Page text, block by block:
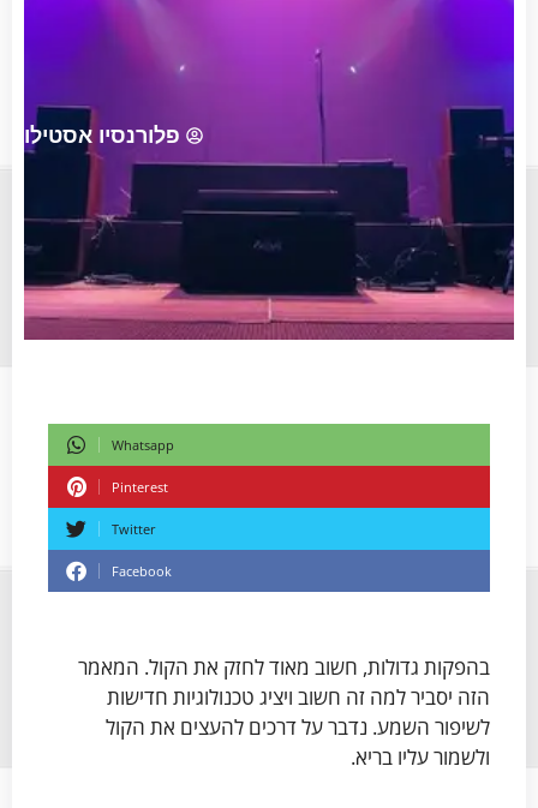
פלורנסיו אסטילו
Whatsapp
Pinterest
Twitter
Facebook
בהפקות גדולות, חשוב מאוד לחזק את הקול. המאמר
הזה יסביר למה זה חשוב ויציג טכנולוגיות חדישות
לשיפור השמע. נדבר על דרכים להעצים את הקול
ולשמור עליו בריא.